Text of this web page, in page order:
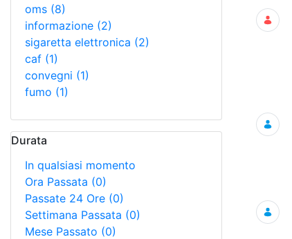
oms (8)
informazione (2)
sigaretta elettronica (2)
caf (1)
convegni (1)
fumo (1)
Durata
In qualsiasi momento
Ora Passata (0)
Passate 24 Ore (0)
Settimana Passata (0)
Mese Passato (0)